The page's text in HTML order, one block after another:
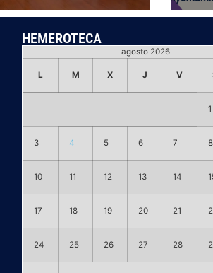
HEMEROTECA
agosto 2026
L M X J V
1
3 4 5 6 7 8
10 11 12 13 14
17 18 19 20 21
24 25 26 27 28